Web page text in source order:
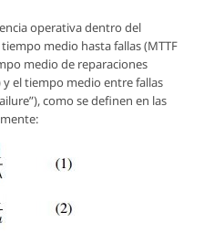
operativa dentro del
medio hasta fallas (MTTF
medio de reparaciones
el tiempo medio entre fallas
como se definen en las